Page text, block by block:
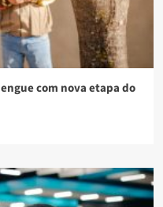
com nova etapa do